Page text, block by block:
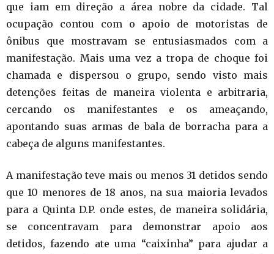
que iam em direção a área nobre da cidade. Tal
ocupação contou com o apoio de motoristas de
ônibus que mostravam se entusiasmados com a
manifestação. Mais uma vez a tropa de choque foi
chamada e dispersou o grupo, sendo visto mais
detenções feitas de maneira violenta e arbitraria,
cercando os manifestantes e os ameaçando,
apontando suas armas de bala de borracha para a
cabeça de alguns manifestantes.
A manifestação teve mais ou menos 31 detidos sendo
que 10 menores de 18 anos, na sua maioria levados
para a Quinta D.P. onde estes, de maneira solidária,
se concentravam para demonstrar apoio aos
detidos, fazendo ate uma “caixinha” para ajudar a